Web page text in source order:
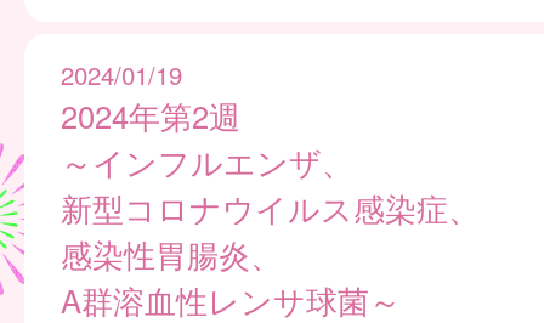
2024/01/19
2024年第2週
～インフルエンザ、
新型コロナウイルス感染症、
感染性胃腸炎、
A群溶血性レンサ球菌～